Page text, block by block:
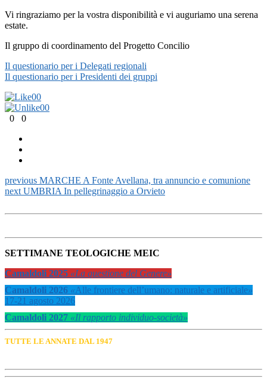
Vi ringraziamo per la vostra disponibilità e vi auguriamo una serena
estate.
Il gruppo di coordinamento del Progetto Concilio
Il questionario per i Delegati regionali
Il questionario per i Presidenti dei gruppi
00
00
0
0
previous MARCHE A Fonte Avellana, tra annuncio e comunione
next UMBRIA In pellegrinaggio a Orvieto
SETTIMANE TEOLOGICHE MEIC
Camaldoli 2025 «La questione del Genere»
Camaldoli 2026 «Alle frontiere dell’umano: naturale e artificiale»
17-21 agosto 2026
Camaldoli 2027 «Il rapporto individuo-società»
TUTTE LE ANNATE DAL 1947